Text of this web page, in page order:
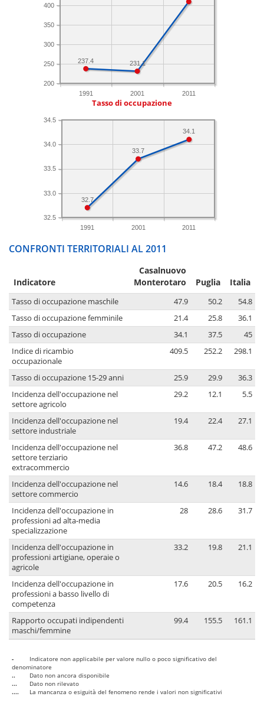
1991 2001 2011
200
250
300
350
400
231.1
237.4
Tasso di occupazione
1991 2001 2011
32.5
33.0
33.5
34.0
34.5
34.1
33.7
32.7
CONFRONTI TERRITORIALI AL 2011
Indicatore
Casalnuovo
Monterotaro
Puglia Italia
Tasso di occupazione maschile 47.9 50.2
54.8
Tasso di occupazione femminile
21.4 25.8
36.1
Tasso di occupazione
34.1 37.5
45
Indice di ricambio
occupazionale
409.5 252.2 298.1
Tasso di occupazione 15-29 anni 25.9 29.9
36.3
Incidenza dell'occupazione nel
settore agricolo
29.2 12.1 5.5
Incidenza dell'occupazione nel
settore industriale
19.4 22.4 27.1
Incidenza dell'occupazione nel
settore terziario
extracommercio
36.8 47.2 48.6
Incidenza dell'occupazione nel
settore commercio
14.6 18.4 18.8
Incidenza dell'occupazione in
professioni ad alta-media
specializzazione
28 28.6 31.7
Incidenza dell'occupazione in
professioni artigiane, operaie o
agricole
33.2 19.8 21.1
Incidenza dell'occupazione in
professioni a basso livello di
competenza
17.6 20.5 16.2
Rapporto occupati indipendenti
maschi/femmine
99.4 155.5 161.1
-
Indicatore non applicabile per valore nullo o poco significativo del
denominatore
..
Dato non ancora disponibile
...
Dato non rilevato
....
La mancanza o esiguità del fenomeno rende i valori non significativi